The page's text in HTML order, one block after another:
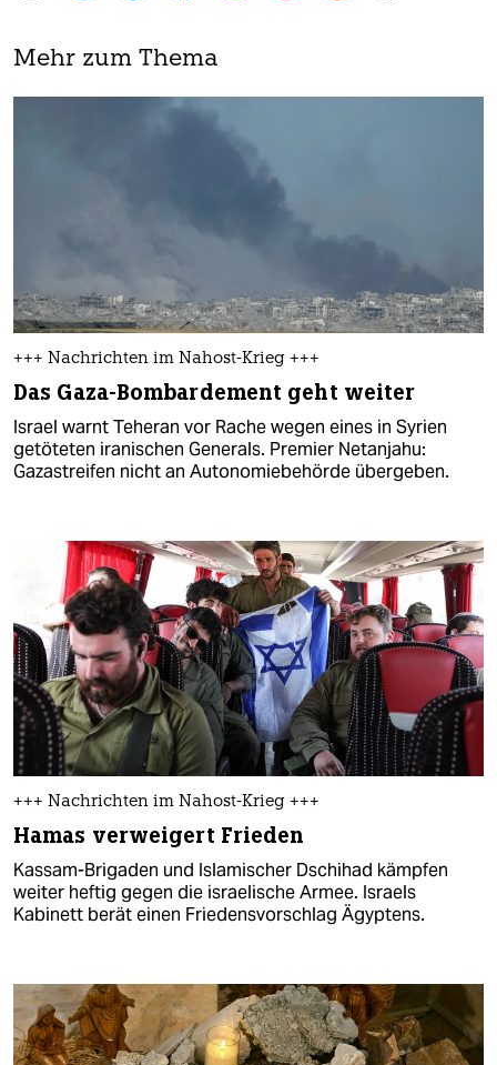
Mehr zum Thema
+++ Nachrichten im Nahost-Krieg +++
Das Gaza-Bombardement geht weiter
Israel warnt Teheran vor Rache wegen eines in Syrien
getöteten iranischen Generals. Premier Netanjahu:
Gazastreifen nicht an Autonomiebehörde übergeben.
+++ Nachrichten im Nahost-Krieg +++
Hamas verweigert Frieden
Kassam-Brigaden und Islamischer Dschihad kämpfen
weiter heftig gegen die israelische Armee. Israels
Kabinett berät einen Friedensvorschlag Ägyptens.